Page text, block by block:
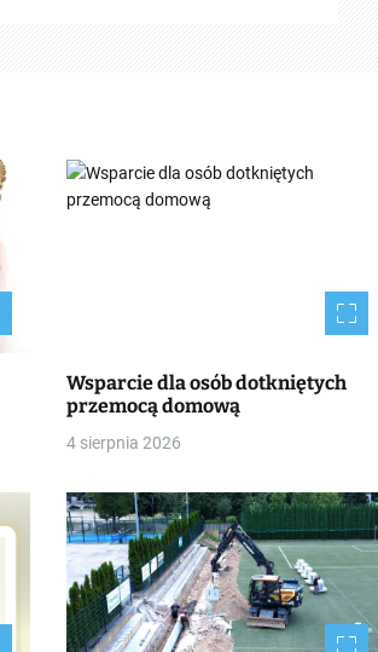
Wsparcie dla osób dotkniętych
przemocą domową
4 sierpnia 2026